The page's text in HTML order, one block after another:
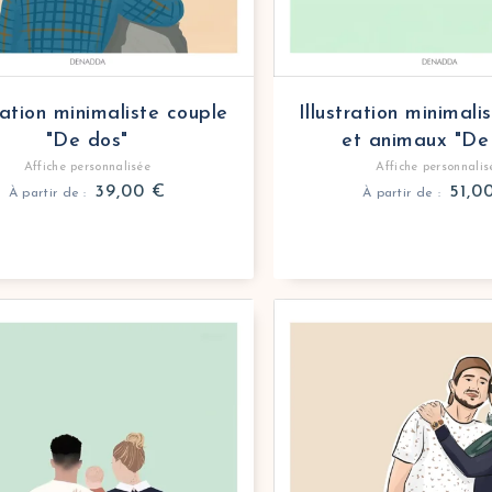
minimaliste couple
"De dos"
Affiche personnalisée
À partir de : 39,00 €
Illustration
et animaux "De
Affiche
À partir de :